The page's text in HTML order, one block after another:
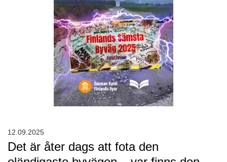
Det är åter dags att fota den
12.09.2025